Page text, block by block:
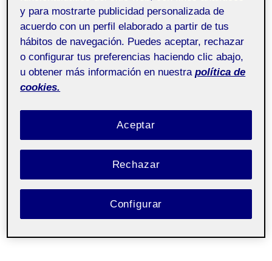
y para mostrarte publicidad personalizada de
acuerdo con un perfil elaborado a partir de tus
hábitos de navegación. Puedes aceptar, rechazar
o configurar tus preferencias haciendo clic abajo,
u obtener más información en nuestra política de
cookies.
Rechazar
Aceptar
Configurar